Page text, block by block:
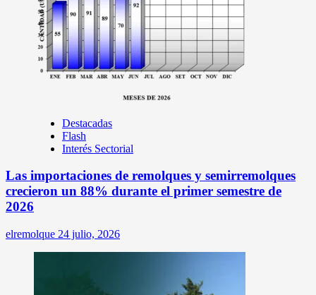
Destacadas
Flash
Interés Sectorial
Las importaciones de remolques y semirremolques
crecieron un 88% durante el primer semestre de
2026
elremolque 24 julio, 2026